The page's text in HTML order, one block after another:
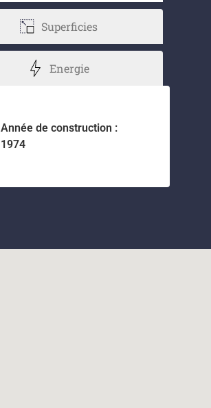
Superficies
Energie
Année de construction :
1974